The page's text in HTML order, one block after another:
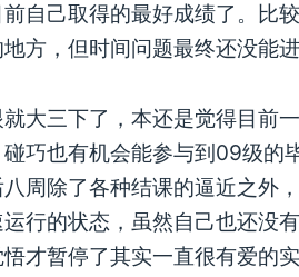
前自己取得的最好成绩了。比
方，但时间问题最终还没能进
大三下了，本还是觉得目前
巧也有机会能参与到09级的
八周除了各种结课的逼近之外
行的状态，虽然自己也还没
悟才暂停了其实一直很有爱的